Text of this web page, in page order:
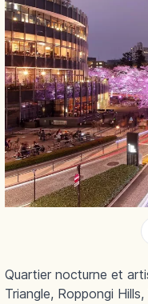
Quartier nocturne et
Triangle, Roppongi